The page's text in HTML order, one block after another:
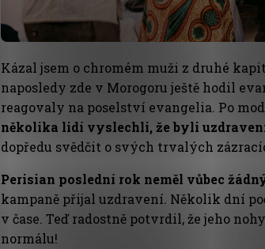
Kázal jsem o chromém muži z druhé
naposledy zde v Morogoru ještě hodil
reagovaly na poselství evangelia. Po
několika lidí vyslechli, že byli
dopředu svědčit o svých trvalých
Perisian poslední rok neměl vůbec
kampaně přijal uzdravení. Několik dní
v čase. Teď radostně potvrdil, že jeho
normálu!